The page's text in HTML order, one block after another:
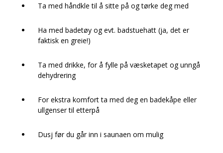
Ta med håndkle til å sitte på og tørke deg med
Ha med badetøy og evt. badstuehatt (ja, det er
faktisk en greie!)
Ta med drikke, for å fylle på væsketapet og unngå
dehydrering
For ekstra komfort ta med deg en badekåpe eller
ullgenser til etterpå
Dusj før du går inn i saunaen om mulig